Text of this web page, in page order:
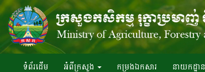
ទំព័រ​ដើម អំពី​ក្រសួង កម្រងឯកសារ នាយកដ្ឋាន